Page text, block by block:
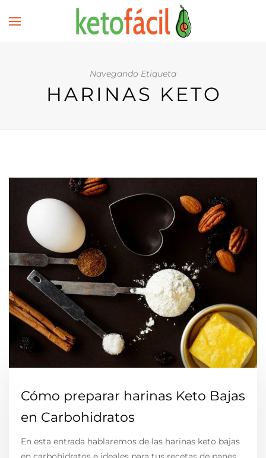
Navegando Etiqueta
HARINAS KETO
Cómo preparar harinas Keto Bajas
en Carbohidratos
En esta entrada hablaremos de las harinas keto bajas